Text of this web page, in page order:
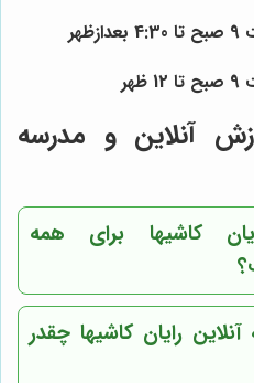
آنلاین و مدرسه
کاشیها برای همه
رایان کاشیها چقدر